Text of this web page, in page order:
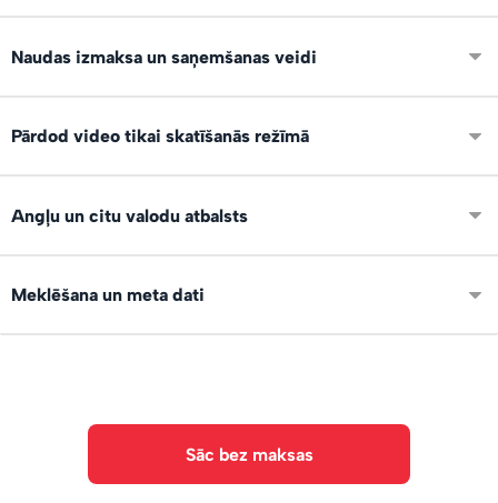
Ierīko savu digitālo veikalu, izvieto noderīgu saturu,
apraksti un pelni 24/7 atrodoties jebkur!
Naudas izmaksa un saņemšanas veidi
Pēc pirkuma, nauda un viso darījumi uzskaitās tavā lietotāja
kontā. Naudu vari pieprasīt saņemt uz IBAN kontu vai
Pārdod video tikai skatīšanās režīmā
Jā, var pārdot video tikai skatīšanās režīmā, bez
lejupielādes. Saturs ir pieejams tikai pircēja kontā, uzreiz
Angļu un citu valodu atbalsts
Saskarne ir pieejama angļu, spāņu un vācu valodā, lai vari
pārdot arī starptautiski!
Meklēšana un meta dati
Sāc bez maksas